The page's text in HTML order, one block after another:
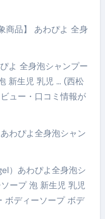
商品】 あわぴよ 全身
よ 全身泡シャンプー
新生児 乳児 … (西松
ュー・口コミ情報が
わぴよ全身泡シャン
）あわぴよ全身泡シ
ープ 泡 新生児 乳児
ボディーソープ ボデ